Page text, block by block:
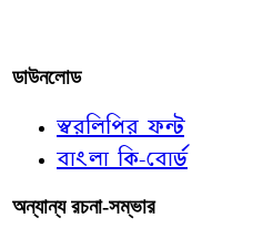
ডাউনলোড
স্বরলিপির ফন্ট
বাংলা কি-বোর্ড
অন্যান্য রচনা-সম্ভার